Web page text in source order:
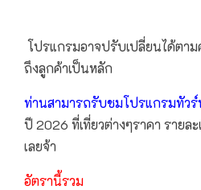
โปรแกรมอาจปรับเปลี่ยนได้ตาม
ถึงลูกค้าเป็นหลัก
ท่านสามารถรับชมโปรแกรมทัวร์
ปี 2026 ที่เที่ยวต่างๆราคา รายละ
เลยจ้า
อัตรานี้รวม